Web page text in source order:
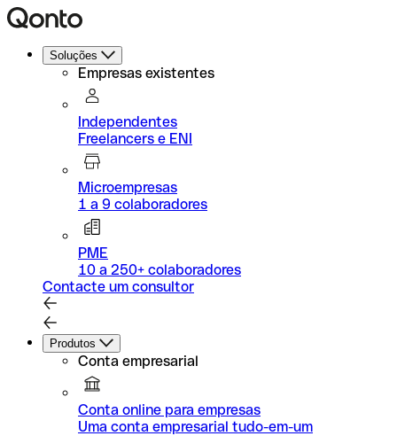
Soluções
Empresas existentes
Independentes
Freelancers e ENI
Microempresas
1 a 9 colaboradores
PME
10 a 250+ colaboradores
Contacte um consultor
Produtos
Conta empresarial
Conta online para empresas
Uma conta empresarial tudo-em-um